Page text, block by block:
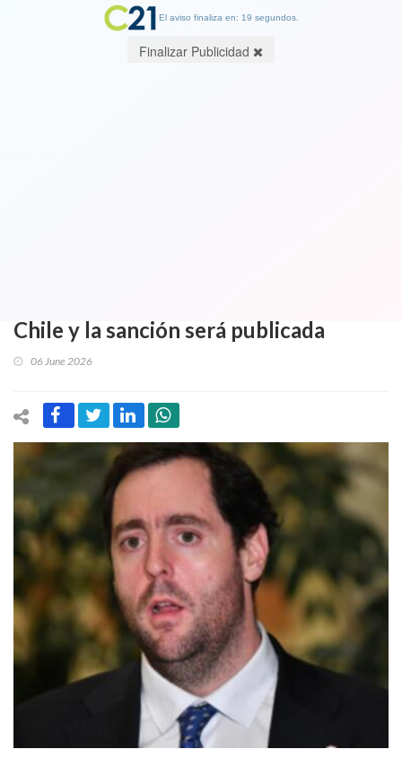
Chile y la sanción será publicada
06 June 2026
El aviso finaliza en: 19 segundos.
Finalizar Publicidad